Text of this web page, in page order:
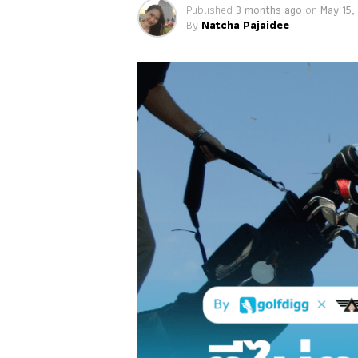
Published 3 months ago on May
By Natcha Pajaidee